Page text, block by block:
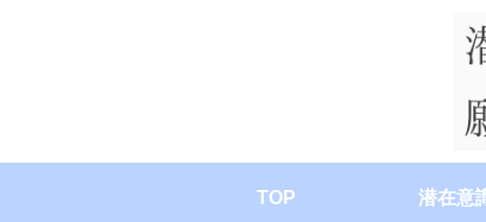
TOP 潜在意